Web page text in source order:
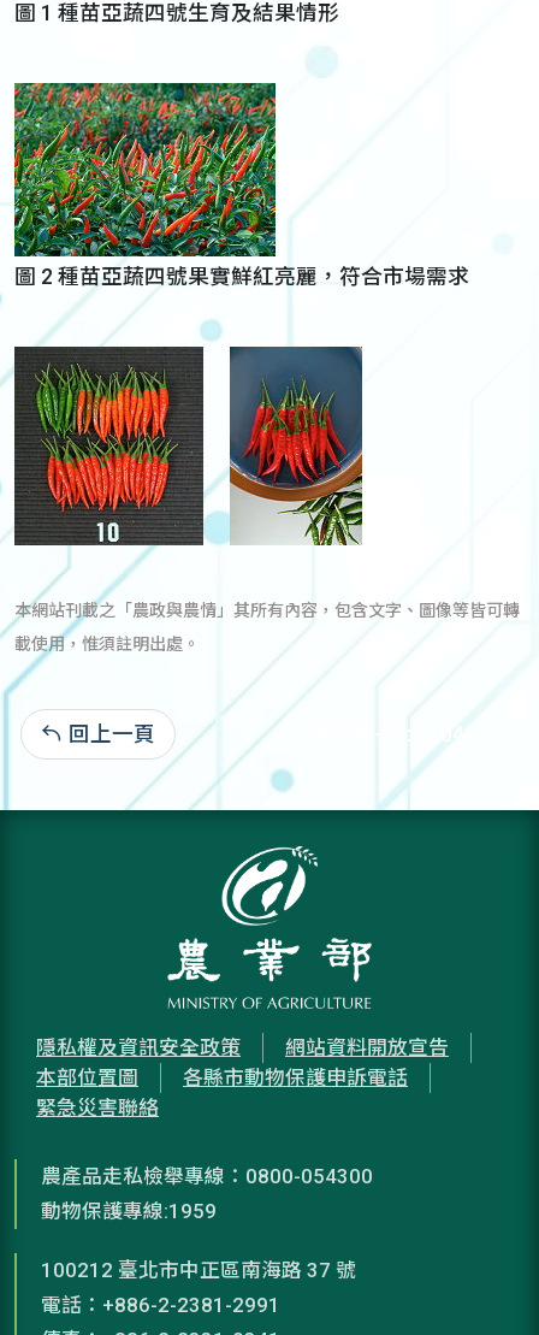
圖 1 種苗亞蔬四號生育及結果情形
圖 2 種苗亞蔬四號果實鮮紅亮麗，符合市場需求
本網站刊載之「農政與農情」其所有內容，包含文字、圖像等皆可轉
載使用，惟須註明出處。
回上一頁 100-05-18:15,041
隱私權及資訊安全政策
網站資料開放宣告
本部位置圖
各縣市動物保護申訴電話
緊急災害聯絡
農產品走私檢舉專線：0800-054300
動物保護專線:1959
100212 臺北市中正區南海路 37 號
電話：+886-2-2381-2991